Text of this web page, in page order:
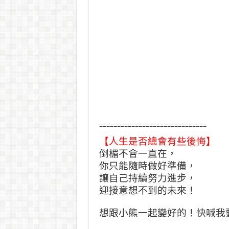
==============================
【人生是否總會有些後悔】
倒楣不會一直在，
你只能隨時做好準備，
讓自己持續努力進步，
迎接意想不到的未來！
想跟小熊一起變好的！快喊我